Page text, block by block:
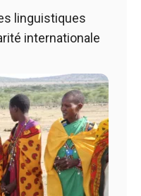
linguistiques
internationale